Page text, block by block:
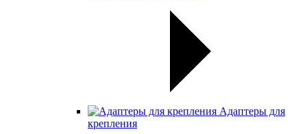
Адаптеры для
крепления